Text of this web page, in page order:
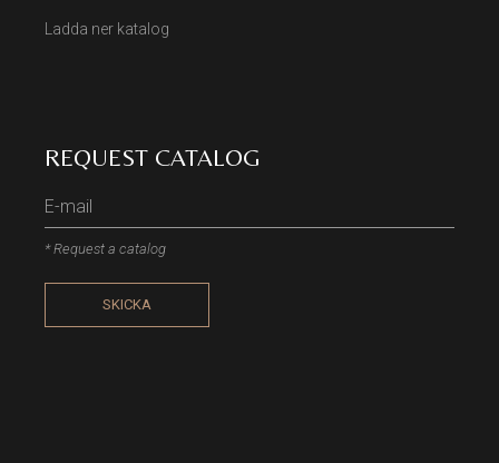
Ladda ner katalog
REQUEST CATALOG
* Request a catalog
SKICKA